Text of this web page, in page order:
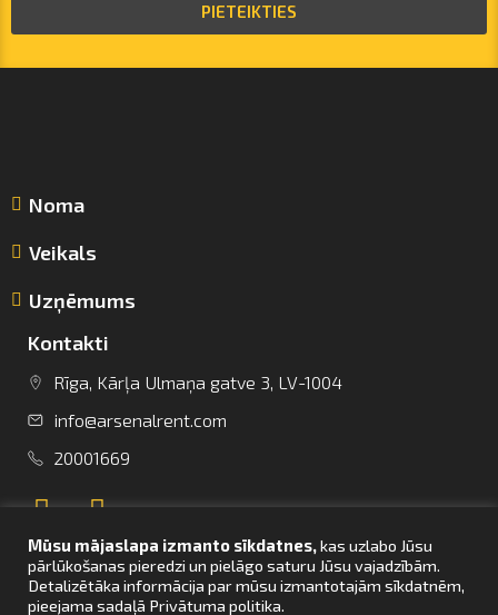
info@arsenalrent.com
+37120001669
Lietuva Latvija Igaunija
PIETEIKTIES
Noma
Veikals
Uzņēmums
Kontakti
Rīga, Kārļa Ulmaņa gatve 3, LV-1004
info@arsenalrent.com
20001669
Mūsu mājaslapa izmanto sīkdatnes,kas uzlabo Jūsu
pārlūkošanas pieredzi un pielāgo saturu Jūsu vajadzībām.
Detalizētāka informācija par mūsu izmantotajām sīkdatnēm,
pieejama sadaļā Privātuma politika.